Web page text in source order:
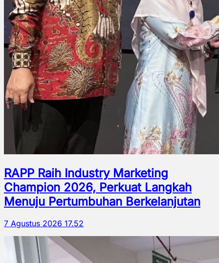
RAPP Raih Industry Marketing
Champion 2026, Perkuat Langkah
Menuju Pertumbuhan Berkelanjutan
7 Agustus 2026 17.52